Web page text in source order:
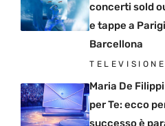
concerti sold
e tappe a
Barcellona
TELEVISIONE
Maria De Filippi
per Te: ecco
successo è